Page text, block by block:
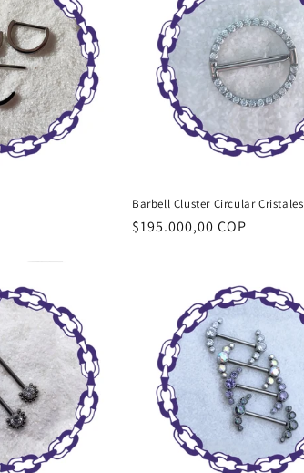
Barbell Cluster Circular Cristales
Precio
$195.000,00 COP